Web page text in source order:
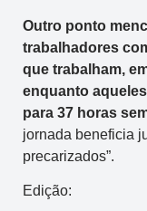
Outro ponto
trabalhadores
que trabalham,
enquanto
para 37 horas
jornada beneficia
precarizados”.
Edição: